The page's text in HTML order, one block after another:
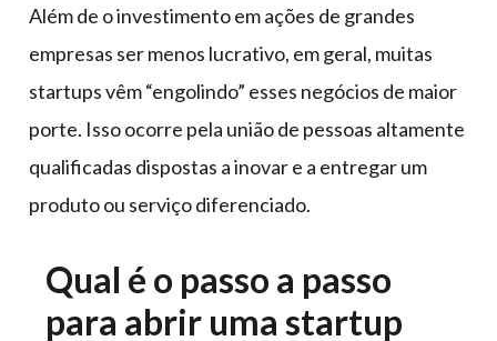
Além de o investimento em ações de grandes
empresas ser menos lucrativo, em geral, muitas
startups vêm “engolindo” esses negócios de maior
porte. Isso ocorre pela união de pessoas altamente
qualificadas dispostas a inovar e a entregar um
produto ou serviço diferenciado.
Qual é o passo a passo
para abrir uma startup